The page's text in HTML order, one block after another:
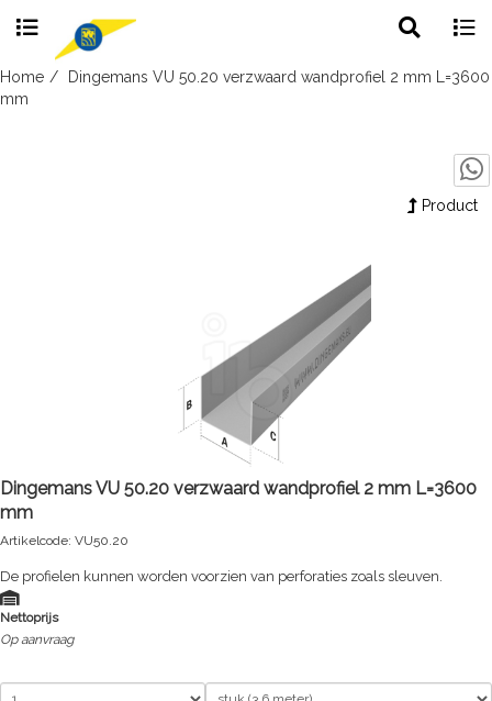
Skip
to
search
Home
Dingemans VU 50.20 verzwaard wandprofiel 2 mm L=3600
mm
Product
Dingemans VU 50.20 verzwaard wandprofiel 2 mm L=3600
mm
Artikelcode: VU50.20
De profielen kunnen worden voorzien van perforaties zoals sleuven.
Nettoprijs
Op aanvraag